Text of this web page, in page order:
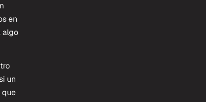
en
algo
un
que